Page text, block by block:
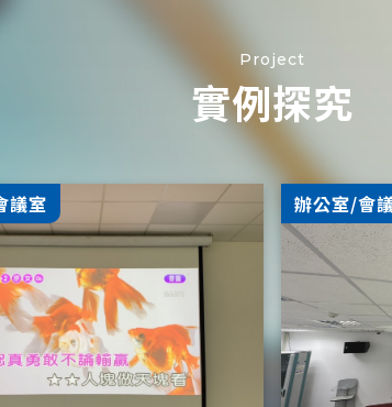
Project
實例探究
議室 辦公室/會